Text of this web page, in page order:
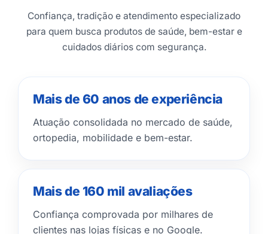
Confiança, tradição e atendimento especializado
para quem busca produtos de saúde, bem-estar e
cuidados diários com segurança.
Mais de 60 anos de experiência
Atuação consolidada no mercado de saúde,
ortopedia, mobilidade e bem-estar.
Mais de 160 mil avaliações
Confiança comprovada por milhares de
clientes nas lojas físicas e no Google.